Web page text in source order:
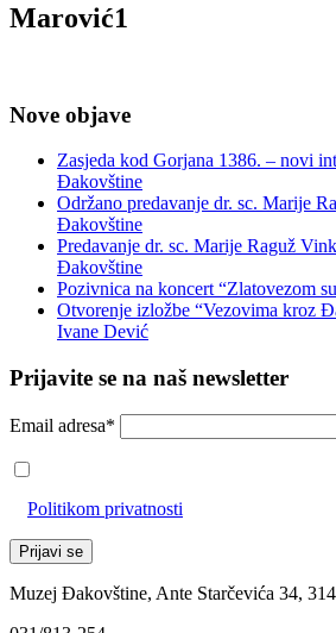
Marović1
Nove objave
Zasjeda kod Gorjana 1386. – novi
Đakovštine
Održano predavanje dr. sc. Marije
Đakovštine
Predavanje dr. sc. Marije Raguž
Đakovštine
Pozivnica na koncert “Zlatovezom
Otvorenje izložbe “Vezovima kroz
Ivane Dević
Prijavite se na naš newsletter
Email adresa*
Politikom privatnosti
Muzej Đakovštine, Ante Starčevića 34,